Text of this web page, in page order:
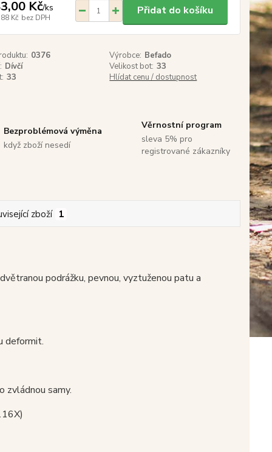
Kč/ks
Kč bez DPH
Přidat do košíku
0376 Výrobce: Befado
Dívčí Velikost bot: 33
33 Hlídat cenu / dostupnost
Bezproblémová výměna
když zboží nesedí
Věrnostní program
sleva 5% pro
registrované zákazníky
zboží 1
podrážku, pevnou, vyztuženou patu a
deformit.
zvládnou samy.